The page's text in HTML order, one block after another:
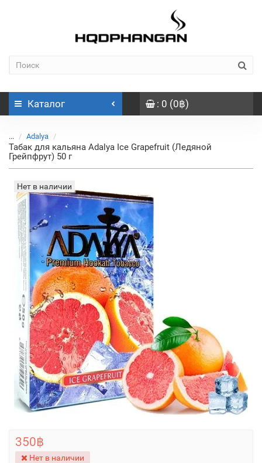
Каталог : 0 (0฿)
... Adalya
Табак для кальяна Adalya Ice Grapefruit (Ледяной
Грейпфрут) 50 г
Нет в наличии
350฿
Нет в наличии